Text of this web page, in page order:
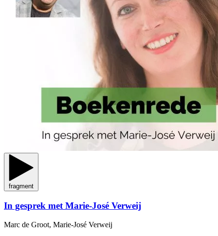
fragment
In gesprek met Marie-José Verweij
Marc de Groot, Marie-José Verweij